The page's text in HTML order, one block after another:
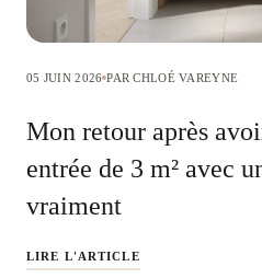
05 JUIN 2026 PAR CHLOÉ VAREYNE
Mon retour après
entrée de 3 m² avec
vraiment
LIRE L'ARTICLE